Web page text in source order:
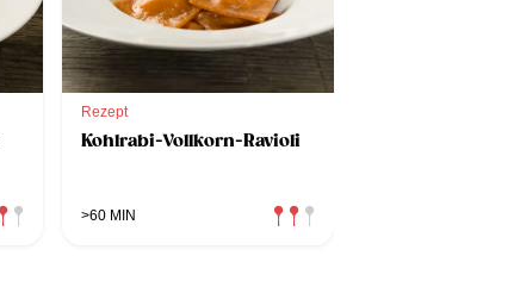
Rezept
Kohlrabi-Vollkorn-Ravioli
>60 MIN